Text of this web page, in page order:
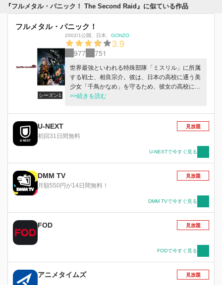
『フルメタル・パニック！ The Second Raid』に似ている作品
フルメタル・パニック！
シーズン1
2002/1公開 日本 GONZO
3.9
977 751
世界最強といわれる特殊部隊「ミスリル」に所属
する戦士、相良宗介。彼は、日本の高校に通う美
少女「千鳥かなめ」を守るため、彼女の高校に転
校生としてやって来る。そこで、巻き起こる一人
組織。学園ラブコメ、軍事サスペンスの両方を持
>>続きを読む
U-NEXT
初回31日間無料
見放題
U-NEXTで今すぐ見る
DMM TV
月額550円が14日間無料！
見放題
DMM TVで今すぐ見る
FOD 見放題
FODで今すぐ見る
アニメタイムズ 見放題